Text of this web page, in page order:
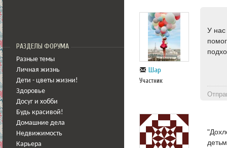
РАЗДЕЛЫ ФОРУМА
Разные темы
Личная жизнь
Дети - цветы жизни!
Здоровье
Досуг и хобби
Будь красивой!
Домашние дела
Недвижимость
Карьера
Шар
Участник
У